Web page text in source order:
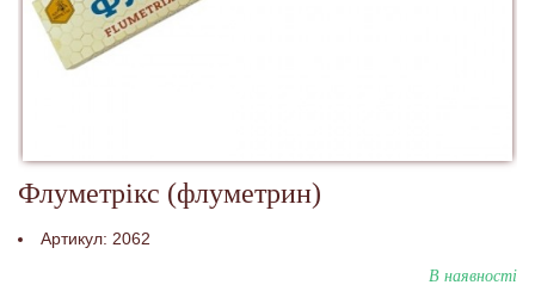
Флуметрікс (флуметрин)
Артикул: 2062
В наявності